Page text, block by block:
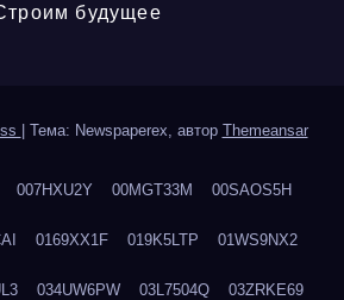
будущее
Тема: Newspaperex, автор Themeansar
007HXU2Y 00MGT33M 00SAOS5H
0169XX1F 019K5LTP 01WS9NX2
034UW6PW 03L7504Q 03ZRKE69